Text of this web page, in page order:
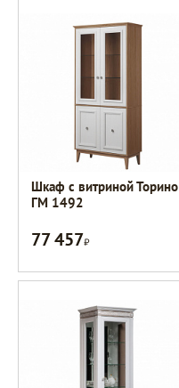
Шкаф с витриной Торино
ГМ 1492
77 457Р